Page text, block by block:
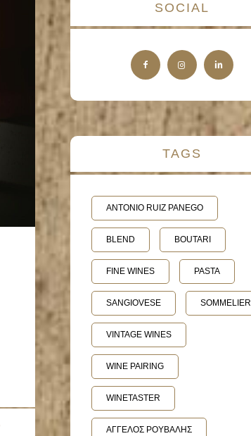
SOCIAL
TAGS
ANTONIO RUIZ PANEGO
BLEND BOUTARI
FINE WINES PASTA
SANGIOVESE SOMMELIER
VINTAGE WINES
WINE PAIRING
WINETASTER
ΑΓΓΕΛΟΣ ΡΟΥΒΑΛΗΣ